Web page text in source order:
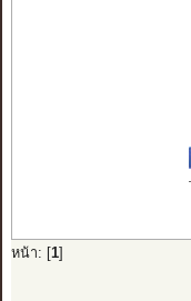
หน้า: [ 1]